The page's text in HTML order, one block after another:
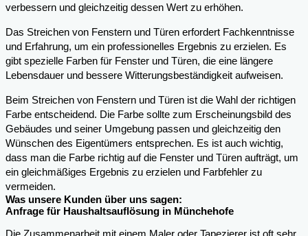
verbessern und gleichzeitig dessen Wert zu erhöhen.
Das Streichen von Fenstern und Türen erfordert Fachkenntnisse
und Erfahrung, um ein professionelles Ergebnis zu erzielen. Es
gibt spezielle Farben für Fenster und Türen, die eine längere
Lebensdauer und bessere Witterungsbeständigkeit aufweisen.
Beim Streichen von Fenstern und Türen ist die Wahl der richtigen
Farbe entscheidend. Die Farbe sollte zum Erscheinungsbild des
Gebäudes und seiner Umgebung passen und gleichzeitig den
Wünschen des Eigentümers entsprechen. Es ist auch wichtig,
dass man die Farbe richtig auf die Fenster und Türen aufträgt, um
ein gleichmäßiges Ergebnis zu erzielen und Farbfehler zu
vermeiden.
Was unsere Kunden über uns sagen:
Anfrage für Haushaltsauflösung in Münchehofe